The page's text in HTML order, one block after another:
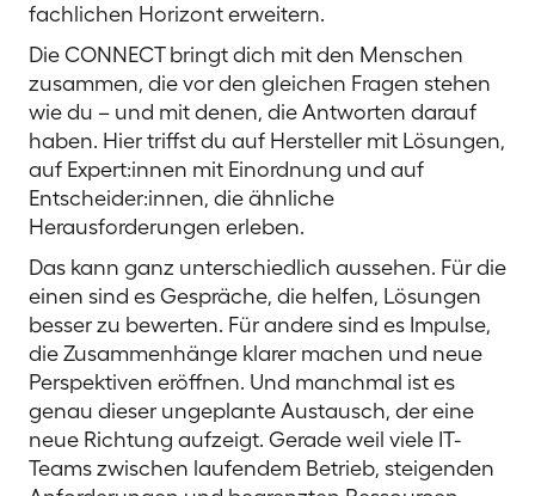
fachlichen Horizont erweitern.
Die CONNECT bringt dich mit den Menschen
zusammen, die vor den gleichen Fragen stehen
wie du – und mit denen, die Antworten darauf
haben. Hier triffst du auf Hersteller mit Lösungen,
auf Expert:innen mit Einordnung und auf
Entscheider:innen, die ähnliche
Herausforderungen erleben.
Das kann ganz unterschiedlich aussehen. Für die
einen sind es Gespräche, die helfen, Lösungen
besser zu bewerten. Für andere sind es Impulse,
die Zusammenhänge klarer machen und neue
Perspektiven eröffnen. Und manchmal ist es
genau dieser ungeplante Austausch, der eine
neue Richtung aufzeigt. Gerade weil viele IT-
Teams zwischen laufendem Betrieb, steigenden